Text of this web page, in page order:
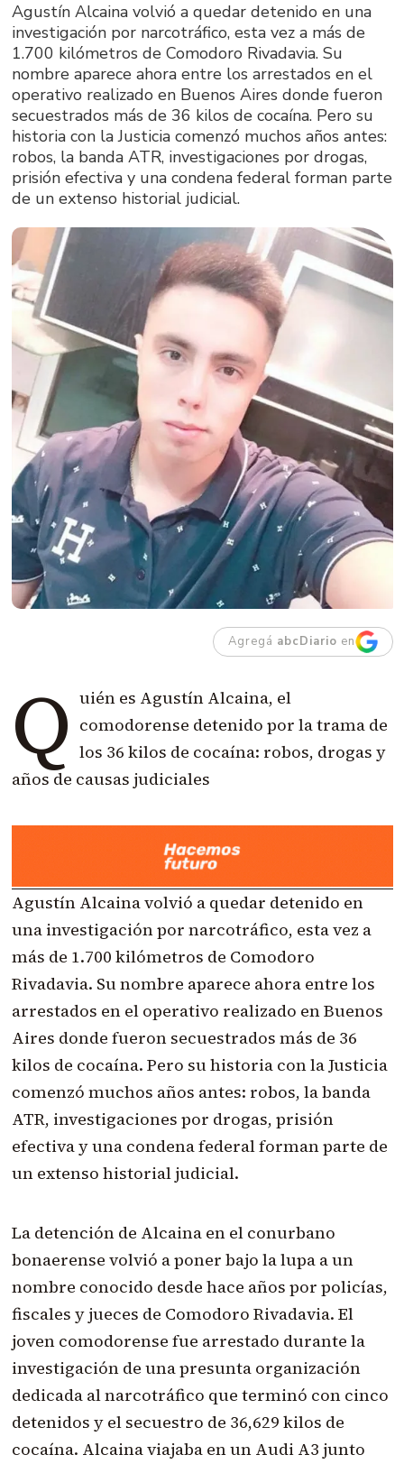
Agustín Alcaina volvió a quedar detenido en una
investigación por narcotráfico, esta vez a más de
1.700 kilómetros de Comodoro Rivadavia. Su
nombre aparece ahora entre los arrestados en el
operativo realizado en Buenos Aires donde fueron
secuestrados más de 36 kilos de cocaína. Pero su
historia con la Justicia comenzó muchos años antes:
robos, la banda ATR, investigaciones por drogas,
prisión efectiva y una condena federal forman parte
de un extenso historial judicial.
Agregá abcDiario en
Q uién es Agustín Alcaina, el
comodorense detenido por la trama de
los 36 kilos de cocaína: robos, drogas y
años de causas judiciales
Agustín Alcaina volvió a quedar detenido en
una investigación por narcotráfico, esta vez a
más de 1.700 kilómetros de Comodoro
Rivadavia. Su nombre aparece ahora entre los
arrestados en el operativo realizado en Buenos
Aires donde fueron secuestrados más de 36
kilos de cocaína. Pero su historia con la Justicia
comenzó muchos años antes: robos, la banda
ATR, investigaciones por drogas, prisión
efectiva y una condena federal forman parte de
un extenso historial judicial.
La detención de Alcaina en el conurbano
bonaerense volvió a poner bajo la lupa a un
nombre conocido desde hace años por policías,
fiscales y jueces de Comodoro Rivadavia. El
joven comodorense fue arrestado durante la
investigación de una presunta organización
dedicada al narcotráfico que terminó con cinco
detenidos y el secuestro de 36,629 kilos de
cocaína. Alcaina viajaba en un Audi A3 junto